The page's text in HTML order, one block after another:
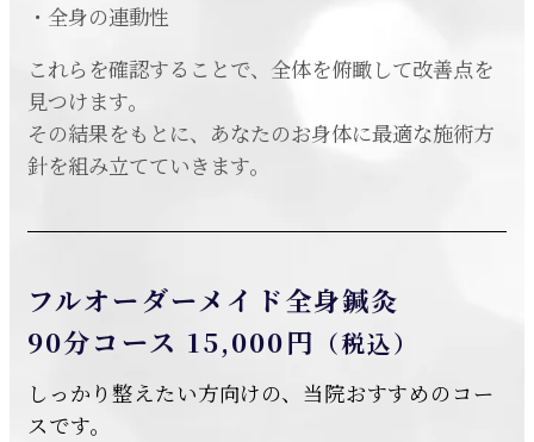
・全身の連動性
これらを確認することで、全体を俯瞰して改善点を
見つけます。
その結果をもとに、あなたのお身体に最適な施術方
針を組み立てていきます。
フルオーダーメイド全身鍼灸
90分コース 15,000円 （税込）
しっかり整えたい方向けの、当院おすすめのコー
スです。